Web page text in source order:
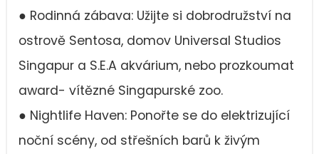
● Rodinná zábava: Užijte si dobrodružství na
ostrově Sentosa, domov Universal Studios
Singapur a S.E.A akvárium, nebo prozkoumat
award- vítězné Singapurské zoo.
● Nightlife Haven: Ponořte se do elektrizující
noční scény, od střešních barů k živým